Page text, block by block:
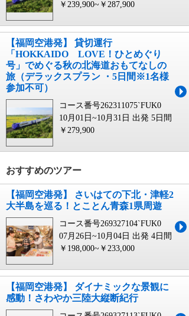
￥239,900~￥287,900
【福岡空港発】 貸切運行
「HOKKAIDO LOVE！ひとめぐり
号」でめぐる秋の北海道おもてなしの
旅（デラックスプラン ・5日間※1名様
参加不可）
コース番号262311075`FUK0
10月01日~10月31日 出発 5日間
￥279,900
おすすめのツアー
【福岡空港発】 さいはての下北・津軽2
大半島を巡る！とことん青森1県周遊
コース番号269327104`FUK0
07月26日~10月04日 出発 4日間
￥198,000~￥233,000
【福岡空港発】 ダイナミックな景観に
感動！さわやか三陸大縦断紀行